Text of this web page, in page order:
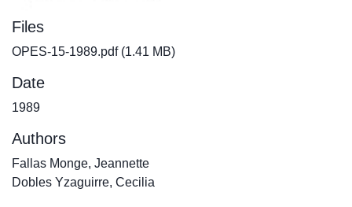
Files
OPES-15-1989.pdf(1.41 MB)
Date
1989
Authors
Fallas Monge, Jeannette
Dobles Yzaguirre, Cecilia